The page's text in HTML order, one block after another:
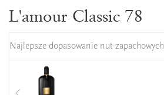
L'amour Classic 78
Najlepsze dopasowanie nut zapachowych